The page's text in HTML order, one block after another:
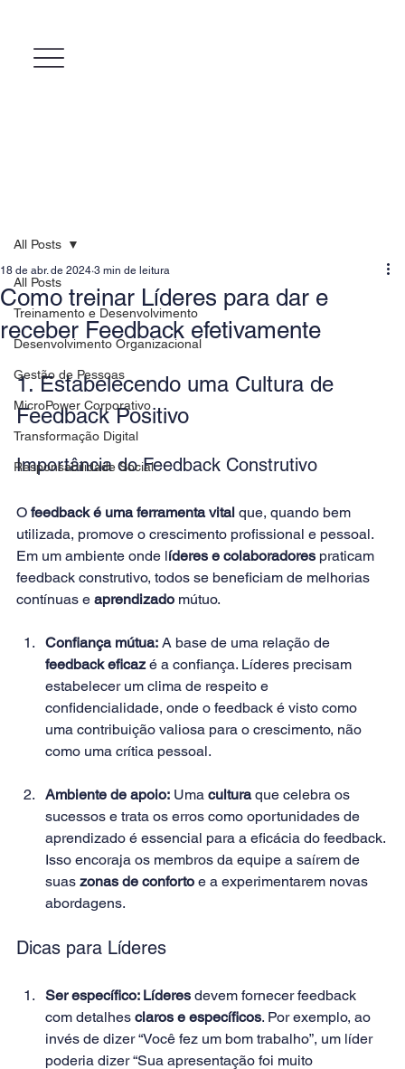
All Posts
Treinamento e Desenvolvimento
Desenvolvimento Organizacional
Gestão de Pessoas
MicroPower Corporativo
Transformação Digital
Responsabilidade Social
All Posts
Como treinar Líderes para dar e
receber Feedback efetivamente
18 de abr. de 2024 3 min de leitura
1. Estabelecendo uma Cultura de
Feedback Positivo
Importância do Feedback Construtivo
O feedback é uma ferramenta vital que, quando bem
utilizada, promove o crescimento profissional e pessoal.
Em um ambiente onde líderes e colaboradores praticam
feedback construtivo, todos se beneficiam de melhorias
contínuas e aprendizado mútuo.
Confiança mútua: A base de uma relação de
feedback eficaz é a confiança. Líderes precisam
estabelecer um clima de respeito e
confidencialidade, onde o feedback é visto como
uma contribuição valiosa para o crescimento, não
como uma crítica pessoal.
Ambiente de apoio: Uma cultura que celebra os
sucessos e trata os erros como oportunidades de
aprendizado é essencial para a eficácia do feedback.
Isso encoraja os membros da equipe a saírem de
suas zonas de conforto e a experimentarem novas
abordagens.
Dicas para Líderes
Ser específico: Líderes devem fornecer feedback
com detalhes claros e específicos. Por exemplo, ao
invés de dizer “Você fez um bom trabalho”, um líder
poderia dizer “Sua apresentação foi muito